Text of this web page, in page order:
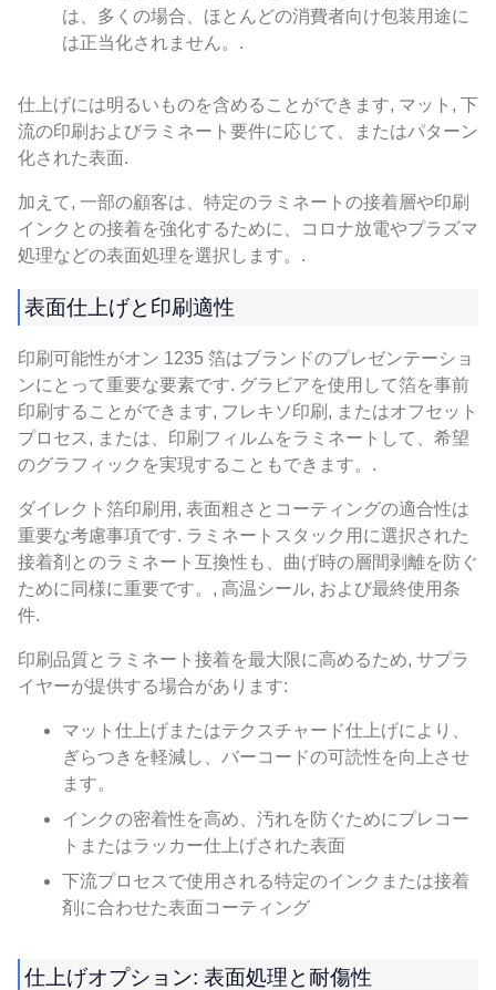
は、多くの場合、ほとんどの消費者向け包装用途に
は正当化されません。.
仕上げには明るいものを含めることができます, マット, 下
流の印刷およびラミネート要件に応じて、またはパターン
化された表面.
加えて, 一部の顧客は、特定のラミネートの接着層や印刷
インクとの接着を強化するために、コロナ放電やプラズマ
処理などの表面処理を選択します。.
表面仕上げと印刷適性
印刷可能性がオン 1235 箔はブランドのプレゼンテーショ
ンにとって重要な要素です. グラビアを使用して箔を事前
印刷することができます, フレキソ印刷, またはオフセット
プロセス, または、印刷フィルムをラミネートして、希望
のグラフィックを実現することもできます。.
ダイレクト箔印刷用, 表面粗さとコーティングの適合性は
重要な考慮事項です. ラミネートスタック用に選択された
接着剤とのラミネート互換性も、曲げ時の層間剥離を防ぐ
ために同様に重要です。, 高温シール, および最終使用条
件.
印刷品質とラミネート接着を最大限に高めるため, サプラ
イヤーが提供する場合があります:
マット仕上げまたはテクスチャード仕上げにより、
ぎらつきを軽減し、バーコードの可読性を向上させ
ます。
インクの密着性を高め、汚れを防ぐためにプレコー
トまたはラッカー仕上げされた表面
下流プロセスで使用される特定のインクまたは接着
剤に合わせた表面コーティング
仕上げオプション: 表面処理と耐傷性